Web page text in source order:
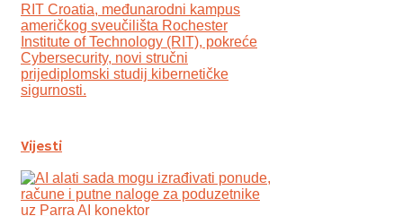
RIT Croatia, međunarodni kampus
američkog sveučilišta Rochester
Institute of Technology (RIT), pokreće
Cybersecurity, novi stručni
prijediplomski studij kibernetičke
sigurnosti.
Vijesti